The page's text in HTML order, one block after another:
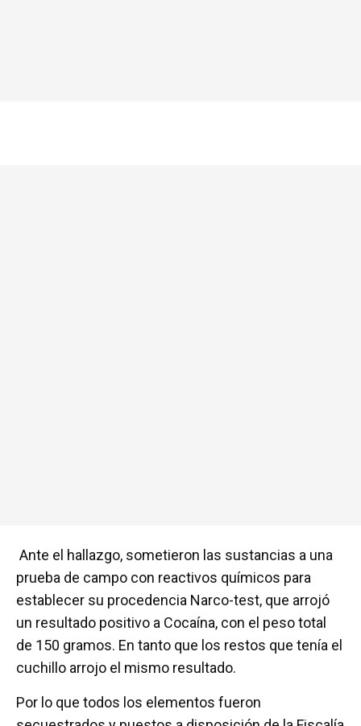
Ante el hallazgo, sometieron las sustancias a una
prueba de campo con reactivos químicos para
establecer su procedencia Narco-test, que arrojó
un resultado positivo a Cocaína, con el peso total
de 150 gramos. En tanto que los restos que tenía el
cuchillo arrojo el mismo resultado.
Por lo que todos los elementos fueron